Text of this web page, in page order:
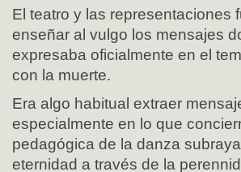
El teatro y las representaciones
enseñar al vulgo los mensajes
expresaba oficialmente en el
con la muerte.
Era algo habitual extraer
especialmente en lo que
pedagógica de la danza
eternidad a través de la